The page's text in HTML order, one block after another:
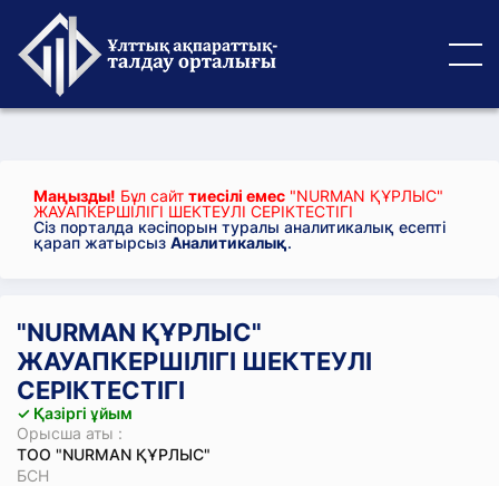
Маңызды! Бұл сайт тиесілі емес "NURMAN ҚҰРЛЫС"
ЖАУАПКЕРШІЛІГІ ШЕКТЕУЛІ СЕРІКТЕСТІГІ
Сіз порталда кәсіпорын туралы аналитикалық есепті
қарап жатырсыз Аналитикалық.
"NURMAN ҚҰРЛЫС"
ЖАУАПКЕРШІЛІГІ ШЕКТЕУЛІ
СЕРІКТЕСТІГІ
✓ Қазіргі ұйым
Орысша аты :
ТОО "NURMAN ҚҰРЛЫС"
БСН